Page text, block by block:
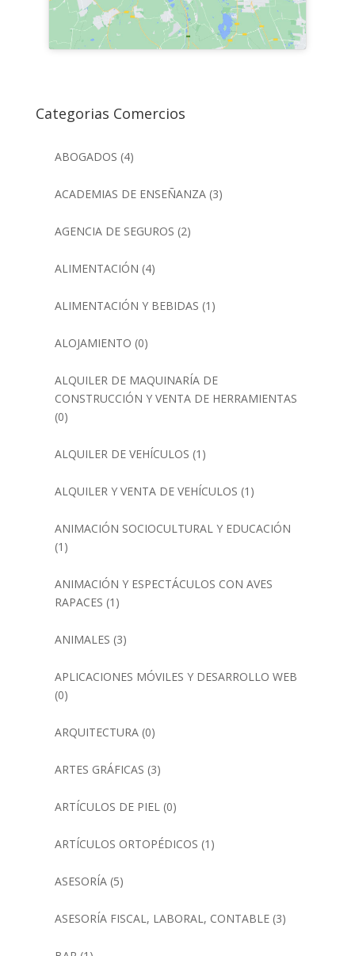
Categorias Comercios
ABOGADOS (4)
ACADEMIAS DE ENSEÑANZA(3)
AGENCIA DE SEGUROS (2)
ALIMENTACIÓN (4)
ALIMENTACIÓN Y BEBIDAS (1)
ALOJAMIENTO (0)
ALQUILER DE MAQUINARÍA DE
CONSTRUCCIÓN Y VENTA DE HERRAMIENTAS
(0)
ALQUILER DE VEHÍCULOS (1)
ALQUILER Y VENTA DE VEHÍCULOS (1)
ANIMACIÓN SOCIOCULTURAL Y EDUCACIÓN
(1)
ANIMACIÓN Y ESPECTÁCULOS CON AVES
RAPACES (1)
ANIMALES (3)
APLICACIONES MÓVILES Y DESARROLLO WEB
(0)
ARQUITECTURA(0)
ARTES GRÁFICAS (3)
ARTÍCULOS DE PIEL(0)
ARTÍCULOS ORTOPÉDICOS (1)
ASESORÍA(5)
ASESORÍA FISCAL, LABORAL, CONTABLE(3)